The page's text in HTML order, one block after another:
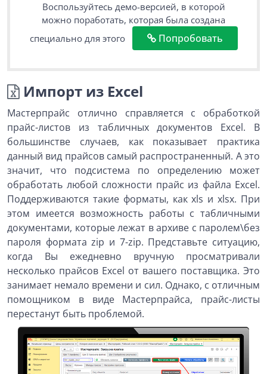
Воспользуйтесь демо-версией, в которой
можно поработать, которая была создана
специально для этого
Попробовать
Импорт из Excel
Мастерпрайс отлично справляется с обработкой
прайс-листов из табличных документов Excel. В
большинстве случаев, как показывает практика
данный вид прайсов самый распространенный. А это
значит, что подсистема по определению может
обработать любой сложности прайс из файла Excel.
Поддерживаются такие форматы, как xls и xlsx. При
этом имеется возможность работы с табличными
документами, которые лежат в архиве с паролем\без
пароля формата zip и 7-zip. Представьте ситуацию,
когда Вы ежедневно вручную просматривали
несколько прайсов Excel от вашего поставщика. Это
занимает немало времени и сил. Однако, с отличным
помощником в виде Мастерпрайса, прайс-листы
перестанут быть проблемой.